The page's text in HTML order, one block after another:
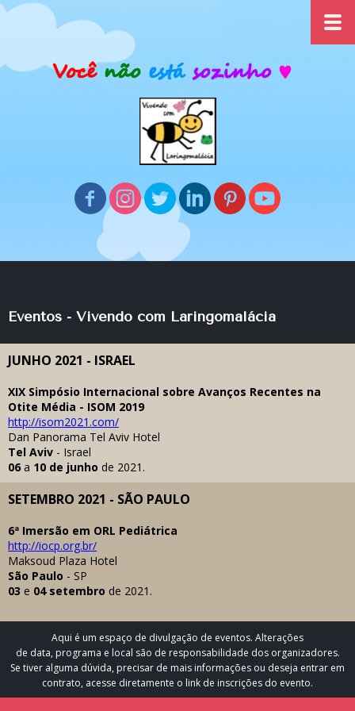
Eventos - Vivendo com Laringomalácia
JUNHO 2021 - ISRAEL
XIX Simpósio Internacional sobre Avanços Recentes na
Otite Média - ISOM 2019
http://isom2021.com/
Dan Panorama Tel Aviv Hotel
Tel Aviv - Israel
06 a 10 de junho de 2021.
SETEMBRO 2021 - SÃO PAULO
6ª Imersão em ORL Pediátrica
http://iocp.org.br/
Maksoud Plaza Hotel
São Paulo - SP
03 e 04 setembro de 2021.
Aqui é um espaço de divulgação de eventos. Alterações
de data, programa e local são de responsabilidade dos organizadores.
Se tiver alguma dúvida, precisar de mais informações ou deseja entrar em
contrato, acesse diretamente o link de inscrições do evento.